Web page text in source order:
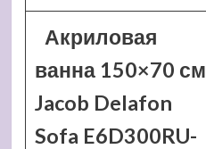
Акриловая
ванна 150×70 см
Jacob Delafon
Sofa E6D300RU-